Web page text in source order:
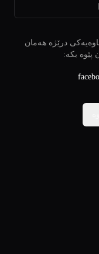
درێژە هەمان
پێوە بکە: